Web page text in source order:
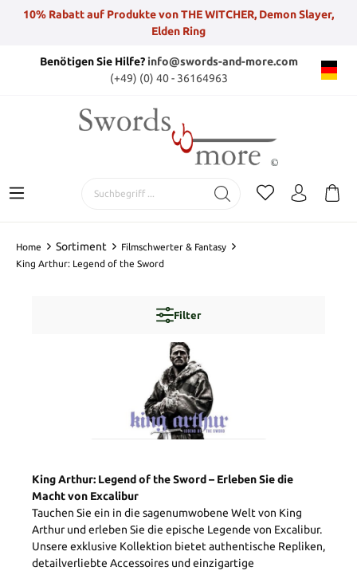
10% Rabatt auf Produkte von THE WITCHER, Demon Slayer,
Elden Ring
Benötigen Sie Hilfe?info@swords-and-more.com
(+49) (0) 40 - 36164963
Home Sortiment
Filmschwerter & Fantasy
King Arthur: Legend of the Sword
Filter
King Arthur: Legend of the Sword – Erleben Sie die
Macht von Excalibur
Tauchen Sie ein in die sagenumwobene Welt von King
Arthur und erleben Sie die epische Legende von Excalibur.
Unsere exklusive Kollektion bietet authentische Repliken,
detailverliebte Accessoires und einzigartige